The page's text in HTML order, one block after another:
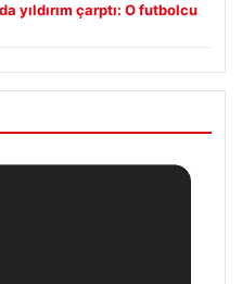
yıldırım çarptı: O futbolcu